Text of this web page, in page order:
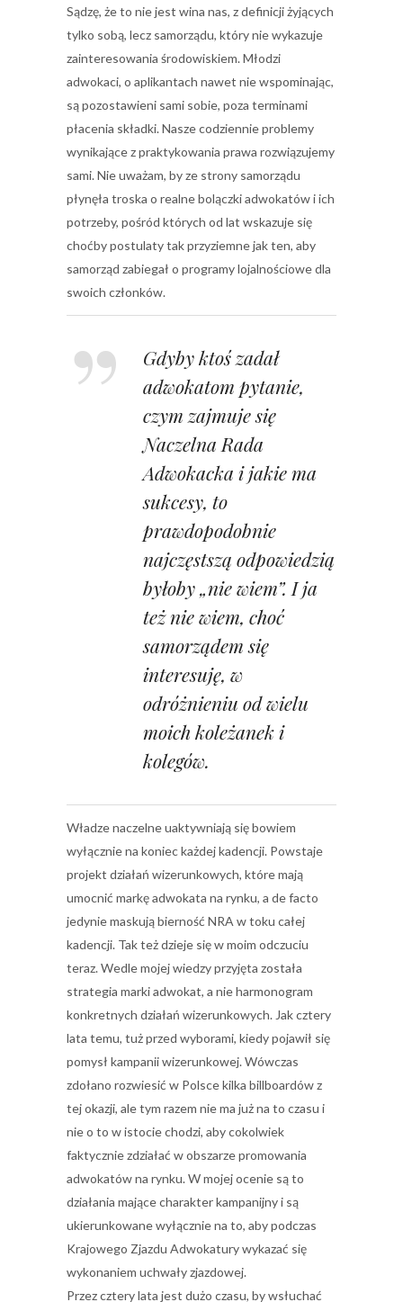
Sądzę, że to nie jest wina nas, z definicji żyjących
tylko sobą, lecz samorządu, który nie wykazuje
zainteresowania środowiskiem. Młodzi
adwokaci, o aplikantach nawet nie wspominając,
są pozostawieni sami sobie, poza terminami
płacenia składki. Nasze codziennie problemy
wynikające z praktykowania prawa rozwiązujemy
sami. Nie uważam, by ze strony samorządu
płynęła troska o realne bolączki adwokatów i ich
potrzeby, pośród których od lat wskazuje się
choćby postulaty tak przyziemne jak ten, aby
samorząd zabiegał o programy lojalnościowe dla
swoich członków.
Gdyby ktoś zadał
adwokatom pytanie,
czym zajmuje się
Naczelna Rada
Adwokacka i jakie ma
sukcesy, to
prawdopodobnie
najczęstszą odpowiedzią
byłoby „nie wiem”. I ja
też nie wiem, choć
samorządem się
interesuję, w
odróżnieniu od wielu
moich koleżanek i
kolegów.
Władze naczelne uaktywniają się bowiem
wyłącznie na koniec każdej kadencji. Powstaje
projekt działań wizerunkowych, które mają
umocnić markę adwokata na rynku, a de facto
jedynie maskują bierność NRA w toku całej
kadencji. Tak też dzieje się w moim odczuciu
teraz. Wedle mojej wiedzy przyjęta została
strategia marki adwokat, a nie harmonogram
konkretnych działań wizerunkowych. Jak cztery
lata temu, tuż przed wyborami, kiedy pojawił się
pomysł kampanii wizerunkowej. Wówczas
zdołano rozwiesić w Polsce kilka billboardów z
tej okazji, ale tym razem nie ma już na to czasu i
nie o to w istocie chodzi, aby cokolwiek
faktycznie zdziałać w obszarze promowania
adwokatów na rynku. W mojej ocenie są to
działania mające charakter kampanijny i są
ukierunkowane wyłącznie na to, aby podczas
Krajowego Zjazdu Adwokatury wykazać się
wykonaniem uchwały zjazdowej.
Przez cztery lata jest dużo czasu, by wsłuchać